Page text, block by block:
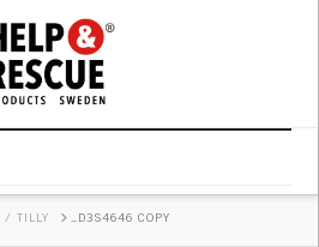
/ TILLY _D3S4646 COPY